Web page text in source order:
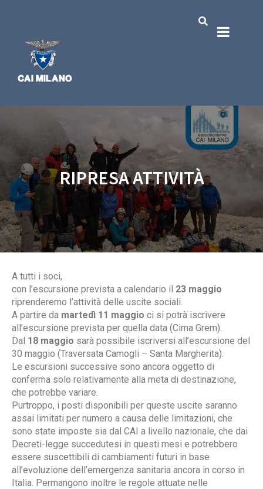
RIPRESA ATTIVITÀ
A tutti i soci,
con l’escursione prevista a calendario il 23 maggio
riprenderemo l’attività delle uscite sociali.
A partire da martedì 11 maggio ci si potrà iscrivere
all’escursione prevista per quella data (Cima Grem).
Dal 18 maggio sarà possibile iscriversi all’escursione del
30 maggio (Traversata Camogli – Santa Margherita).
Le escursioni successive sono ancora oggetto di
conferma solo relativamente alla meta di destinazione,
che potrebbe variare.
Purtroppo, i posti disponibili per queste uscite saranno
assai limitati per numero a causa delle limitazioni, che
sono state imposte sia dal CAI a livello nazionale, che dai
Decreti-legge succedutesi in questi mesi e potrebbero
essere suscettibili di cambiamenti futuri in base
all’evoluzione dell’emergenza sanitaria ancora in corso in
Italia. Permangono inoltre le regole attuate nelle